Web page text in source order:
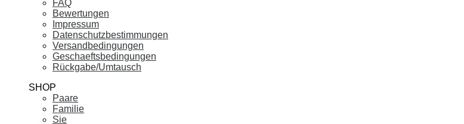
FAQ
Bewertungen
Impressum
Datenschutzbestimmungen
Versandbedingungen
Geschaeftsbedingungen
Rückgabe/Umtausch
SHOP
Paare
Familie
Sie